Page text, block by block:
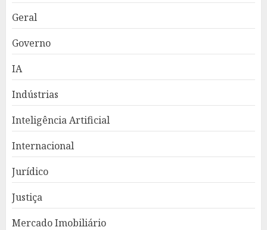
Geral
Governo
IA
Indústrias
Inteligência Artificial
Internacional
Jurídico
Justiça
Mercado Imobiliário